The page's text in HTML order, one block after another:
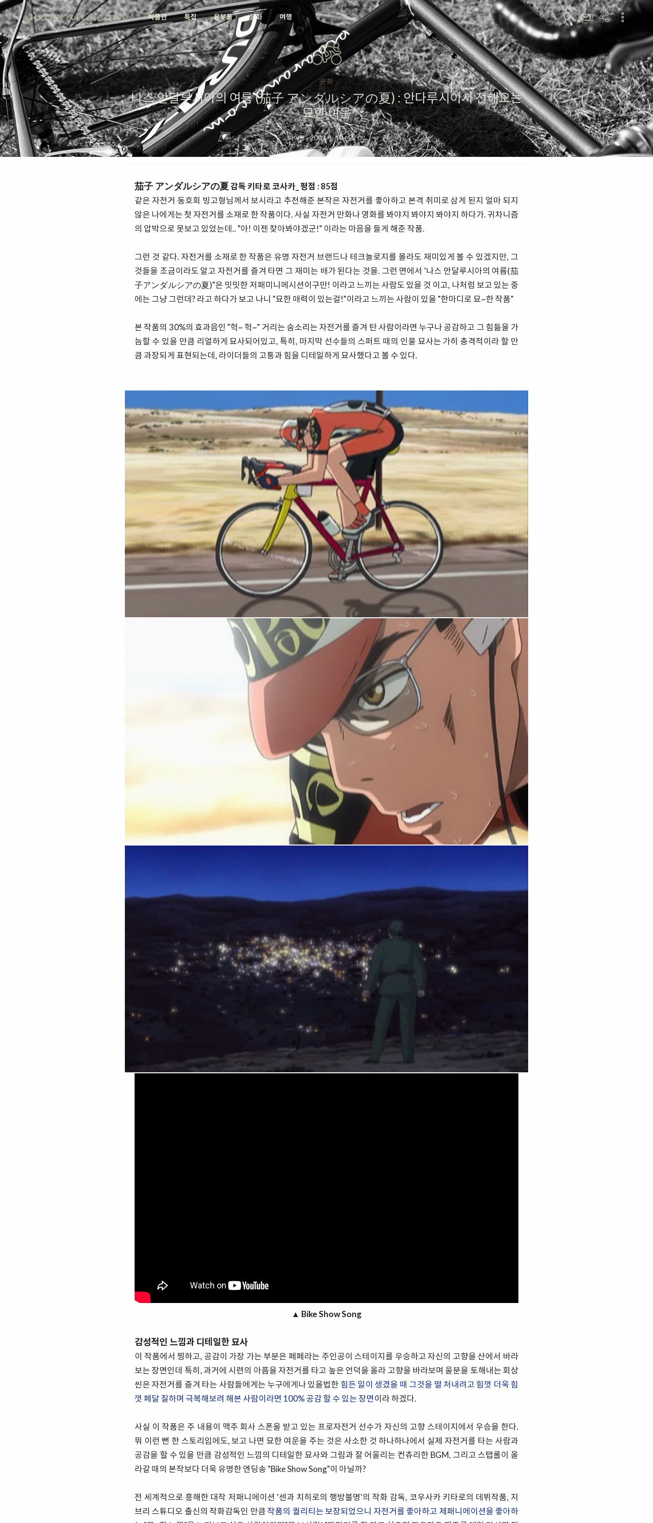
박물관 특집 용부품 문화 여행
문화
나스 안달루시아의 여름 (茄子 アンダルシアの夏) : 안다루시아서 전해오는
묘한 여운
피아랑·2009. 1. 1· 0/
茄子 アンダルシアの夏감독 키타로 코사카_ 평점 : 85점
같은 자전거 동호회 빙고형님께서 보시라고 추천해준 본작은 자전거를 좋아하고 본격 취미로 삼게 된지 얼마 되지
않은 나에게는 첫 자전거를 소재로 한 작품이다. 사실 자전거 만화나 영화를 봐야지 봐야지 봐야지 하다가. 귀차니즘
의 압박으로 못보고 있었는데.. "아! 이젠 찾아봐야겠군!" 이라는 마음을 들게 해준 작품.
그런 것 같다. 자전거를 소재로 한 작품은 유명 자전거 브랜드나 테크놀로지를 몰라도 재미있게 볼 수 있겠지만, 그
것들을 조금이라도 알고 자전거를 즐겨 타면 그 재미는 배가 된다는 것을. 그런 면에서 '나스 안달루시아의 여름(茄
子アンダルシアの夏)"은 밋밋한 저패미니메시션이구만! 이라고 느끼는 사람도 있을 것 이고, 나처럼 보고 있는 중
에는 그냥 그런데? 라고 하다가 보고 나니 "묘한 매력이 있는걸!"이라고 느끼는 사람이 있을 "한마디로 묘~한 작품"
본 작품의 30%의 효과음인 "헉~ 헉~" 거리는 숨소리는 자전거를 즐겨 탄 사람이라면 누구나 공감하고 그 힘듦을 가
늠할 수 있을 만큼 리얼하게 묘사되어있고, 특히, 마지막 선수들의 스퍼트 때의 인물 묘사는 가히 충격적이라 할 만
큼 과장되게 표현되는데, 라이더들의 고통과 힘을 디테일하게 묘사했다고 볼 수 있다.
▲ Bike Show Song
감성적인 느낌과 디테일한 묘사
이 작품에서 찡하고, 공감이 가장 가는 부분은 페페라는 주인공이 스테이지를 우승하고 자신의 고향을 산에서 바라
보는 장면인데 특히, 과거에 시련의 아픔을 자전거를 타고 높은 언덕을 올라 고향을 바라보며 울분을 토해내는 회상
씬은 자전거를 즐겨 타는 사람들에게는 누구에게나 있을법한 힘든 일이 생겼을 때 그것을 떨 처내려고 힘껏 더욱 힘
껏 페달 질하며 극복해보려 해본 사람이라면 100% 공감 할 수 있는 장면이라 하겠다.
사실 이 작품은 주 내용이 맥주 회사 스폰을 받고 있는 프로자전거 선수가 자신의 고향 스테이지에서 우승을 한다.
뭐 이런 뻔 한 스토리임에도, 보고 나면 묘한 여운을 주는 것은 사소한 것 하나하나에서 실제 자전거를 타는 사람과
공감을 할 수 있을 만큼 감성적인 느낌의 디테일한 묘사와 그림과 잘 어울리는 컨츄리한 BGM, 그리고 스탭롤이 올
라갈 때의 본작보다 더욱 유명한 엔딩송 "Bike Show Song"이 아닐까?
전 세계적으로 흥해한 대작 저패니메이션 '센과 치히로의 행방불명'의 작화 감독, 코우사카 키타로의 데뷔작품, 지
브리 스튜디오 출신의 작화감독인 만큼작품의 퀄리티는 보장되었으니 자전거를 좋아하고 제패니메이션을 좋아하